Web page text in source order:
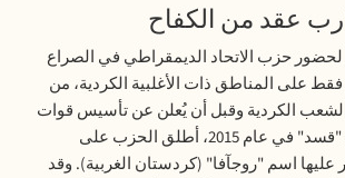
عقد من الكفاح
حزب الاتحاد الديمقراطي في الصراع
على المناطق ذات الأغلبية الكردية، من
الكردية وقبل أن يُعلن عن تأسيس قوات
سورية الديمقراطية "قسد" في عام 2015، أطلق الحزب على
اسم "روجآفا" (كردستان الغربية). وقد